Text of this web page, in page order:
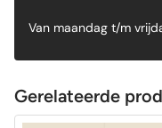
Van maandag t/m
Gerelateerde